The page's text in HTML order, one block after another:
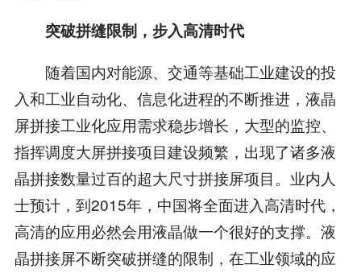
突破拼缝限制，步入高清时代
随着国内对能源、交通等基础工业建设的投
入和工业自动化、信息化进程的不断推进，液晶
屏拼接工业化应用需求稳步增长，大型的监控、
指挥调度大屏拼接项目建设频繁，出现了诸多液
晶拼接数量过百的超大尺寸拼接屏项目。业内人
士预计，到2015年，中国将全面进入高清时代，
高清的应用必然会用液晶做一个很好的支撑。液
晶拼接屏不断突破拼缝的限制，在工业领域的应